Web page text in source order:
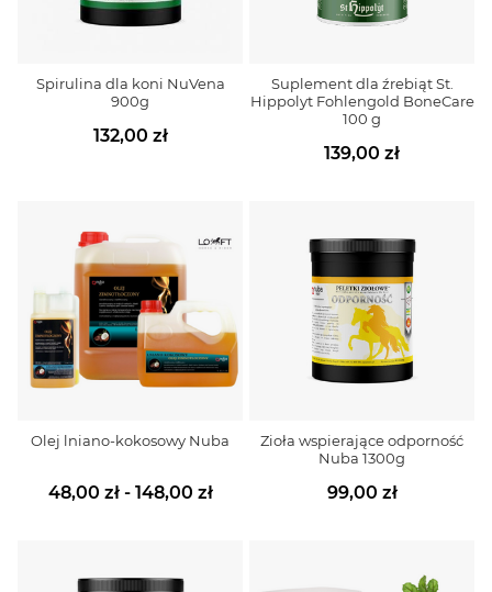
Spirulina dla koni NuVena
900g
132,00 zł
Suplement dla źrebiąt St.
Hippolyt Fohlengold BoneCare
100 g
139,00 zł
Olej lniano-kokosowy Nuba
48,00 zł - 148,00 zł
Zioła wspierające odporność
Nuba 1300g
99,00 zł